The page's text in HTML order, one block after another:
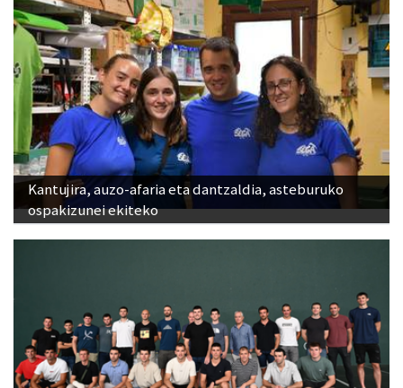
Kantujira, auzo-afaria eta dantzaldia, asteburuko
ospakizunei ekiteko